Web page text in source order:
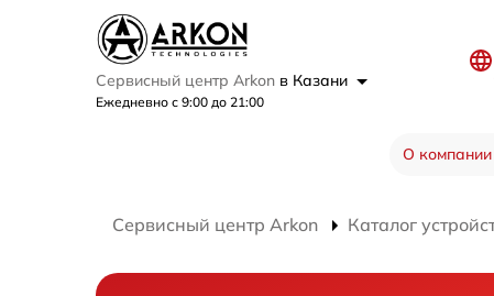
Сервисный центр Arkon в Казани
Ежедневно с 9:00 до 21:00
О компании
Сервисный центр Arkon Каталог